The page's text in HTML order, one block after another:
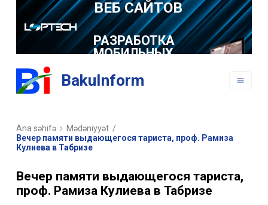
ВЕБ САЙТОВ
РАЗРАБОТКА
МОБИЛЬНЫХ
BakuInform
Ana səhifə Mədəniyyət /
Вечер памяти выдающегося тариста, проф. Рамиза
Кулиева в Табризе
Вечер памяти выдающегося тариста,
проф. Рамиза Кулиева в Табризе